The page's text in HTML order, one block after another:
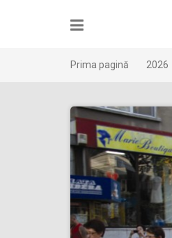
Prima pagină 2026